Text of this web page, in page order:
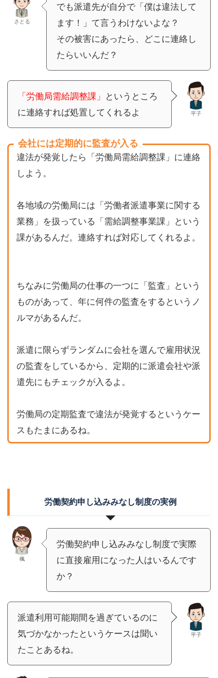
さとる
でも派遣先が自分で「僕は違法して
ます！」て言うわけないよな？
その被害にあったら、どこに連絡し
たらいいんだ？
「労働局需給調整課」
というところ
に連絡すれば処置してくれるよ
平子
会社には定期的に監査が入る
違法が発覚したら「労働局需給調整課」に連絡
しよう。
各地域の労働局には「労働者派遣事業に関する
業務」を扱っている「需給調整事業課」という
課があるんだ。連絡すれば対応してくれるよ。
ちなみに労働局の仕事の一つに「監査」という
ものがあって、年に何件の監査をするというノ
ルマがあるんだ。
派遣に限らずランダムに会社を選んで雇用状況
の監査をしているから、定期的に派遣会社や派
遣先にもチェックが入るよ。
労働局の定期監査で違法が発覚するというケー
スもたまにあるね。
労働契約申し込みみなし制度の実例
楓
労働契約申し込みみなし制度で実際
に直接雇用になった人はいるんです
か？
派遣利用可能期間を過ぎているのに
気づかなかったというケースは聞い
たことあるね。
平子